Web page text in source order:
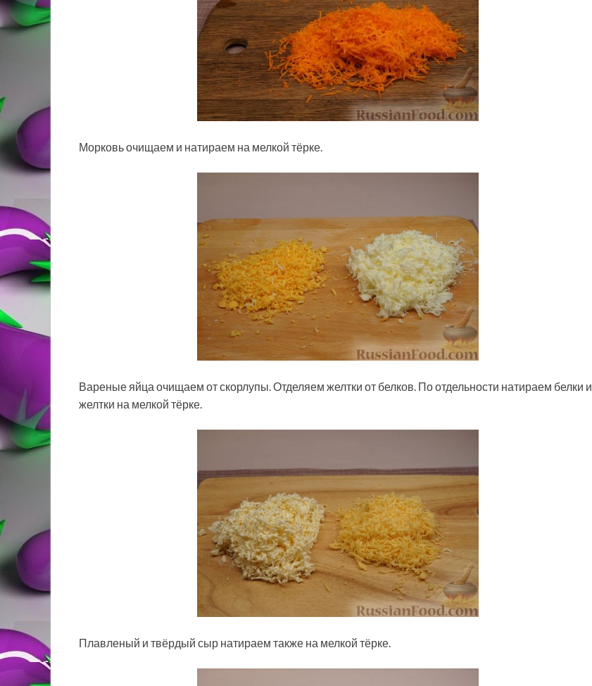
Морковь очищаем и натираем на мелкой тёрке.
Вареные яйца очищаем от скорлупы. Отделяем желтки от белков. По отдельности натираем белки и
желтки на мелкой тёрке.
Плавленый и твёрдый сыр натираем также на мелкой тёрке.